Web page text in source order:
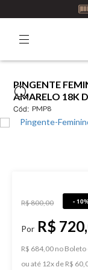
PINGENTE
AMARELO 18K
Cód: PMP8
R$ 800,00 -
R$
R$ 684,00 no Boleto
ou
12x de R$